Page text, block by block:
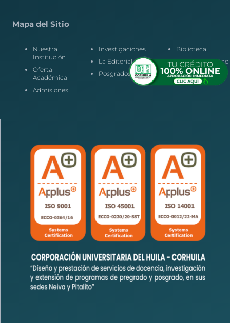
Mapa del Sitio
Nuestra
Institución
Oferta
Académica
Admisiones
Investigaciones
La Editorial
Posgrados
Biblioteca
Egresados